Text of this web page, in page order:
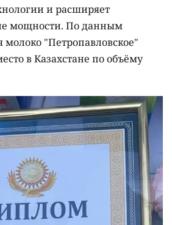
и расширяет
мощности. По данным
молоко "Петропавловское"
в Казахстане по объёму